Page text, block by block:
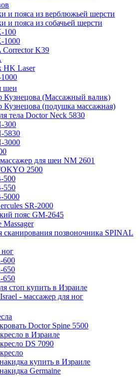
и пояса из верблюжьей шерсти
и пояса из собачьей шерсти
100
1000
Corrector K39
HK Laser
шеи
Кузнецова (Массажный валик)
Кузнецова (подушка массажная)
тела Doctor Neck 5830
300
5830
3000
для шеи NM 2601
2500
500
550
5000
SR-2000
пояс GM-2645
Massager
сканирования позвоночника SPINAL
600
650
650
стоп купить в Израиле
- массажер для ног
Doctor Spine 5500
в Израиле
DS 7090
купить в Израиле
Germaine